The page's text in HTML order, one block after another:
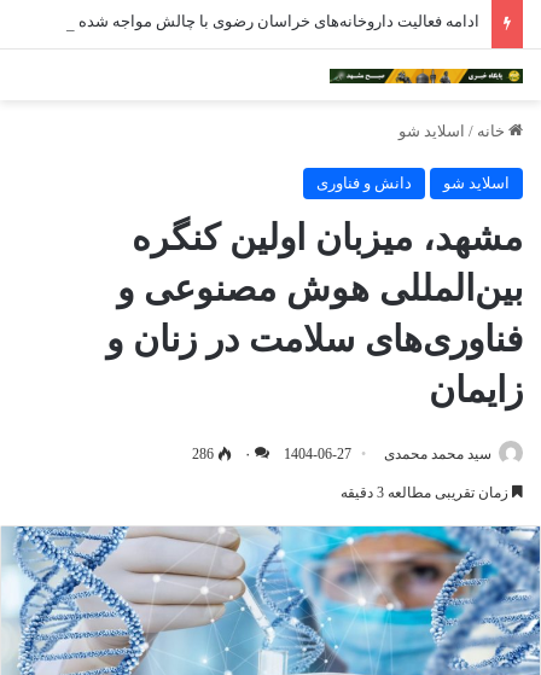
خانه / اسلاید شو
اسلاید شو دانش و فناوری
مشهد، میزبان اولین کنگره
بین‌المللی هوش مصنوعی و
فناوری‌های سلامت در زنان و
زایمان
سید محمد محمدی 1404-06-27 ۰ 286
زمان تقریبی مطالعه 3 دقیقه